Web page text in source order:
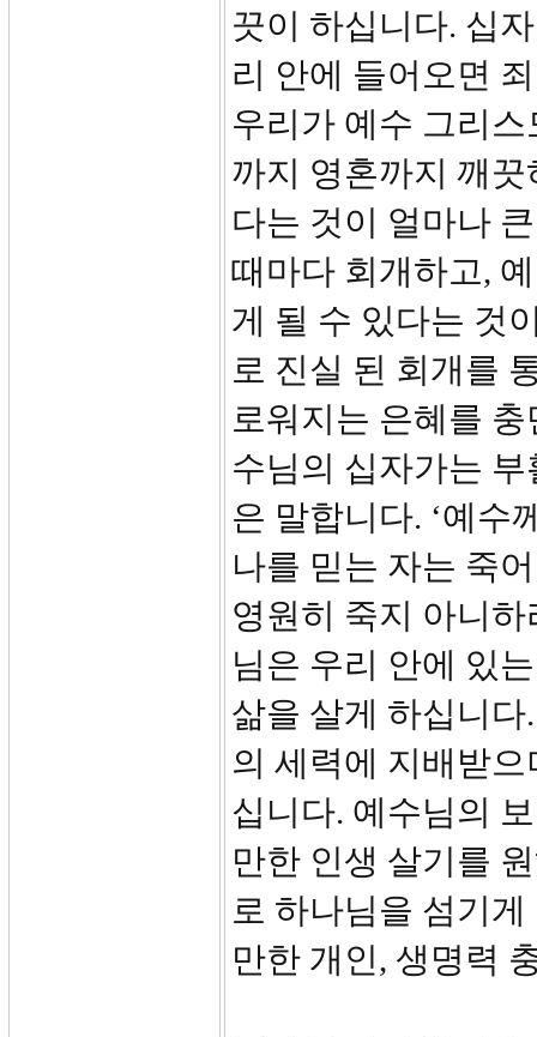
끗이 하십니다. 십
리 안에 들어오면
우리가 예수 그리
까지 영혼까지 깨
다는 것이 얼마나
때마다 회개하고,
게 될 수 있다는 것
로 진실 된 회개를
로워지는 은혜를
수님의 십자가는
은 말합니다. ‘예수
나를 믿는 자는 죽
영원히 죽지 아니
님은 우리 안에 있
삶을 살게 하십니
의 세력에 지배받
십니다. 예수님의
만한 인생 살기를
로 하나님을 섬기
만한 개인, 생명력